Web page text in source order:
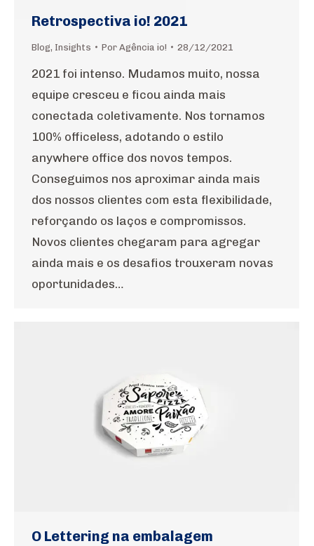
Retrospectiva io! 2021
Blog, Insights Por Agência io! 28/12/2021
2021 foi intenso. Mudamos muito, nossa
equipe cresceu e ficou ainda mais
conectada coletivamente. Nos tornamos
100% officeless, adotando o estilo
anywhere office dos novos tempos.
Conseguimos nos aproximar ainda mais
dos nossos clientes com esta flexibilidade,
reforçando os laços e compromissos.
Novos clientes chegaram para agregar
ainda mais e os desafios trouxeram novas
oportunidades…
O Lettering na embalagem